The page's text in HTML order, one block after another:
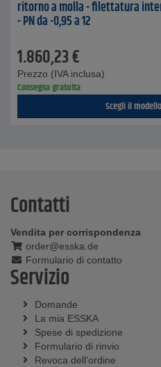
ritorno a molla - filettatura
- PN da -0,95 a 12
1.860,23€
Prezzo (IVA inclusa)
Consegna gratuita
Scegli il
Contatti
Vendita per corrispondenza
order@esska.de
Formulario di contatto
Servizio
Domande
La mia ESSKA
Spese di spedizione
Formulario di rinvio
Revoca dell'ordine